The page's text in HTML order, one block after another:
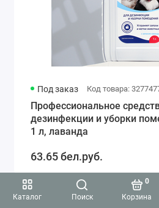
Каталог Поиск Корзина
0
Под заказ Код товара:
Профессиональное
дезинфекции и уборки
1 л, лаванда
63.65 бел.руб.
4.5